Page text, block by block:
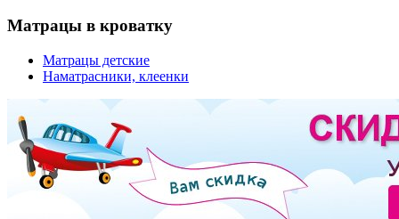
Матрацы в кроватку
Матрацы детские
Наматрасники, клеенки